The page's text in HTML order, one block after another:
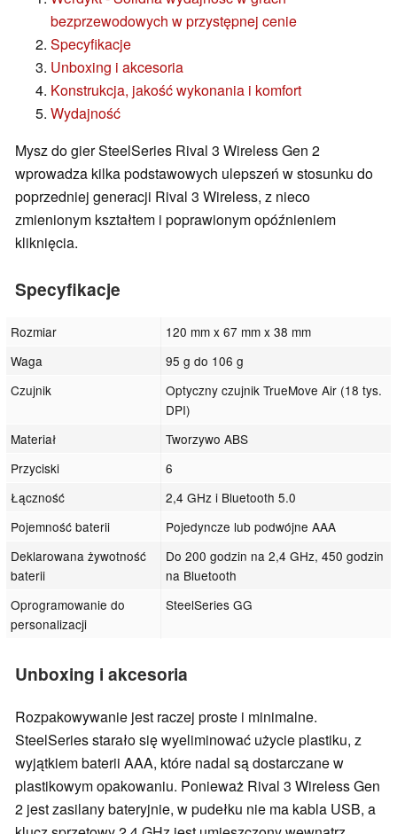
bezprzewodowych w przystępnej cenie
Specyfikacje
Unboxing i akcesoria
Konstrukcja, jakość wykonania i komfort
Wydajność
Mysz do gier SteelSeries Rival 3 Wireless Gen 2
wprowadza kilka podstawowych ulepszeń w stosunku do
poprzedniej generacji Rival 3 Wireless, z nieco
zmienionym kształtem i poprawionym opóźnieniem
kliknięcia.
Specyfikacje
Rozmiar
120 mm x 67 mm x 38 mm
Waga
95 g do 106 g
Czujnik
Optyczny czujnik TrueMove Air (18 tys.
DPI)
Materiał
Tworzywo ABS
Przyciski
6
Łączność
2,4 GHz i Bluetooth 5.0
Pojemność baterii
Pojedyncze lub podwójne AAA
Deklarowana żywotność
baterii
Do 200 godzin na 2,4 GHz, 450 godzin
na Bluetooth
Oprogramowanie do
personalizacji
SteelSeries GG
Unboxing i akcesoria
Rozpakowywanie jest raczej proste i minimalne.
SteelSeries starało się wyeliminować użycie plastiku, z
wyjątkiem baterii AAA, które nadal są dostarczane w
plastikowym opakowaniu. Ponieważ Rival 3 Wireless Gen
2 jest zasilany bateryjnie, w pudełku nie ma kabla USB, a